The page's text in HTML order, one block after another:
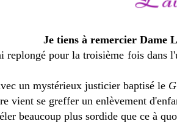
Je tiens à remercier Dame
replongé pour la troisième fois dans
un mystérieux justicier baptisé le
vient se greffer un enlèvement
beaucoup plus sordide que ce à